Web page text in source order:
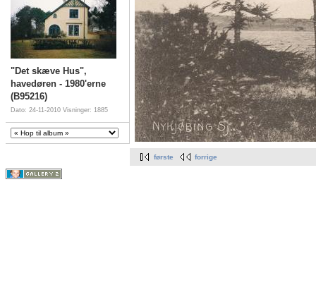
"Det skæve Hus",
havedøren - 1980'erne
(B95216)
Dato: 24-11-2010 Visninger: 1885
første forrige